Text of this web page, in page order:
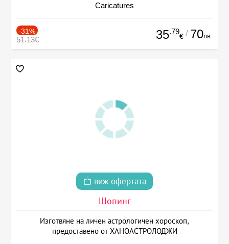
Caricatures
-31%
51.13€ 35.79
€ / 70лв.
виж офертата
Шопинг
Изготвяне на личен астрологичен хороскоп,
предоставено от ХАНОАСТРОЛОДЖИ